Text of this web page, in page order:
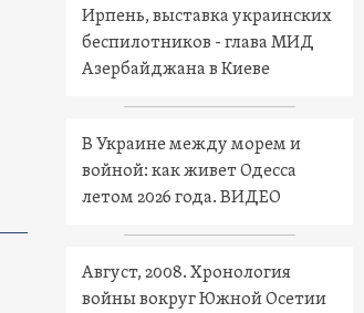
Ирпень, выставка украинских
беспилотников - глава МИД
Азербайджана в Киеве
В Украине между морем и
войной: как живет Одесса
летом 2026 года. ВИДЕО
Август, 2008. Хронология
войны вокруг Южной Осетии